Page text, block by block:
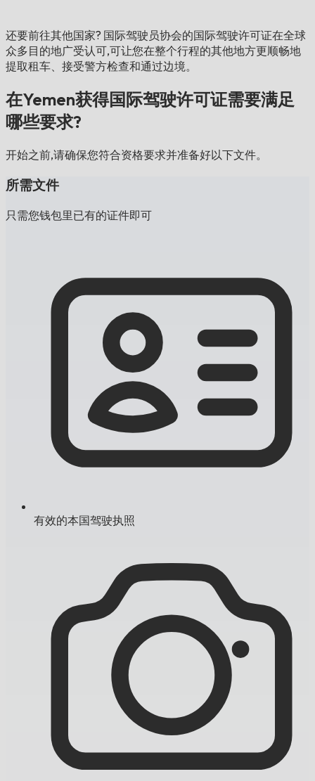
还要前往其他国家? 国际驾驶员协会的国际驾驶许可证在全球
众多目的地广受认可,可让您在整个行程的其他地方更顺畅地
提取租车、接受警方检查和通过边境。
在Yemen获得国际驾驶许可证需要满足
哪些要求?
开始之前,请确保您符合资格要求并准备好以下文件。
所需文件
只需您钱包里已有的证件即可
有效的本国驾驶执照